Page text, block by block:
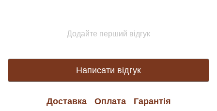
Додайте перший відгук
Написати відгук
Доставка Оплата Гарантія